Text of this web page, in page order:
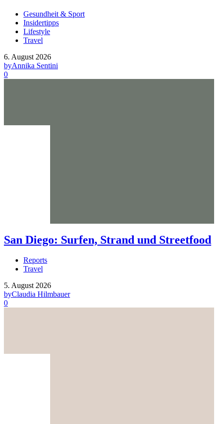
Gesundheit & Sport
Insidertipps
Lifestyle
Travel
6. August 2026
byAnnika Sentini
0
San Diego: Surfen, Strand und Streetfood
Reports
Travel
5. August 2026
byClaudia Hilmbauer
0